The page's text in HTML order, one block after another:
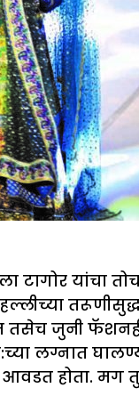
यांचा तोच
जुनी
लग्नात
होता. मग